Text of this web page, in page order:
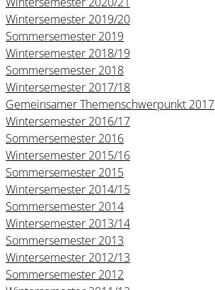
Wintersemester 2019/20
Sommersemester 2019
Wintersemester 2018/19
Sommersemester 2018
Wintersemester 2017/18
Gemeinsamer Themenschwerpunkt 2017
Wintersemester 2016/17
Sommersemester 2016
Wintersemester 2015/16
Sommersemester 2015
Wintersemester 2014/15
Sommersemester 2014
Wintersemester 2013/14
Sommersemester 2013
Wintersemester 2012/13
Sommersemester 2012